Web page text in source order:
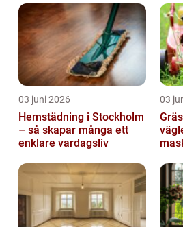
03 juni 2026
Hemstädning i Stockholm
– så skapar många ett
enklare vardagsliv
03